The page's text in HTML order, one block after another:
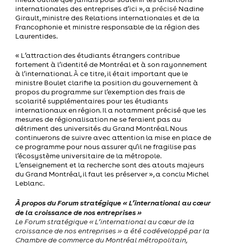
internationales des entreprises d’ici », a précisé Nadine
Girault, ministre des Relations internationales et de la
Francophonie et ministre responsable de la région des
Laurentides.
« L’attraction des étudiants étrangers contribue
fortement à l’identité de Montréal et à son rayonnement
à l’international. À ce titre, il était important que le
ministre Boulet clarifie la position du gouvernement à
propos du programme sur l’exemption des frais de
scolarité supplémentaires pour les étudiants
internationaux en région. Il a notamment précisé que les
mesures de régionalisation ne se feraient pas au
détriment des universités du Grand Montréal. Nous
continuerons de suivre avec attention la mise en place de
ce programme pour nous assurer qu’il ne fragilise pas
l’écosystème universitaire de la métropole.
L’enseignement et la recherche sont des atouts majeurs
du Grand Montréal, il faut les préserver », a conclu Michel
Leblanc.
À propos du Forum stratégique « L’international au cœur
de la croissance de nos entreprises »
Le Forum stratégique « L’international au cœur de la
croissance de nos entreprises » a été codéveloppé par la
Chambre de commerce du Montréal métropolitain,